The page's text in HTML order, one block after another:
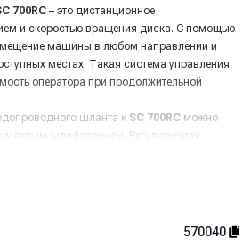
700RC – это дистанционное
и скоростью вращения диска. С помощью
машины в любом направлении и
местах. Такая система управления
оператора при продолжительной
шланга к SC 700RC можно
мокрым шлифованием. Регулируемая
исходя из конкретных задач.
резервный аккумулятор,
погрузки/выгрузки машины при
570040